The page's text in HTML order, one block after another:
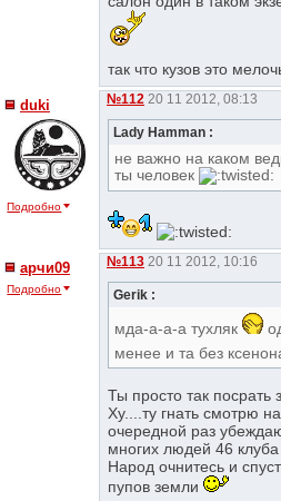
так что кузов это
duki
Подробно
№112 20 11 2012, 08:13
Lady Hamman :
не важно на каком
ты человек
арчи09
Подробно
№113 20 11 2012, 10:16
Gerik :
мда-а-а-а тухляк
менее и та без
Ты просто так посрать
Ху....ту гнать смотрю
очередной раз
многих людей 46 клуба .
Народ очнитесь и
пупов земли